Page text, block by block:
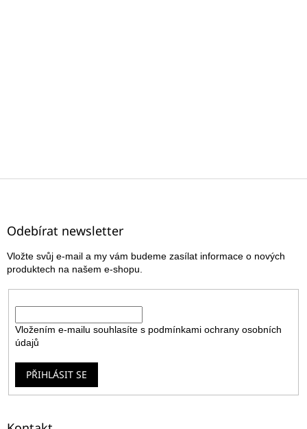
Z
Odebírat newsletter
Vložte svůj e-mail a my vám budeme zasílat informace o nových
produktech na našem e-shopu.
Vložením e-mailu souhlasíte s podmínkami ochrany osobních
údajů
PŘIHLÁSIT SE